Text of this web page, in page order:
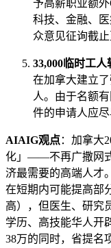
予高薪职业额
科技、金融、
众意见征询截止
33,000临时工人
在加拿大建立
人。由于名额
件的申请人应尽
AIAIG观点：加拿大
化」——不再广撒网
济最需要的高端人才
在短期内可能提高部
高），但医生、研究
学历、高技能华人开
38万的同时，省提名